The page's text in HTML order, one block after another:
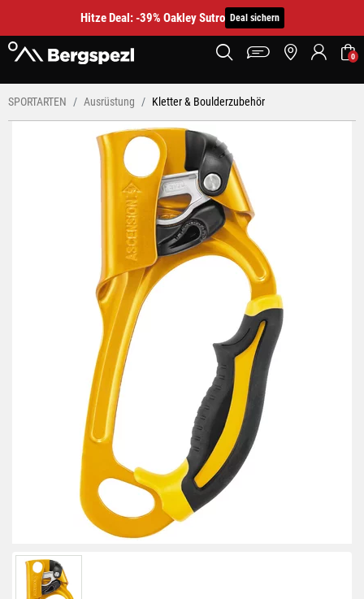
Hitze Deal: -39% Oakley Sutro Deal sichern
0
SPORTARTEN Ausrüstung Kletter & Boulderzubehör